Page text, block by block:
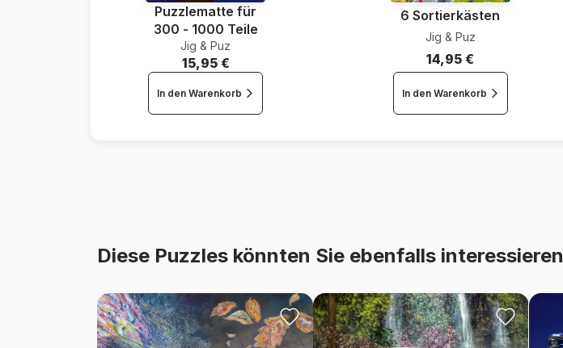
Puzzlematte für
300 - 1000 Teile
Jig & Puz
15,95 €
In den Warenkorb
6 Sortierkästen
Jig & Puz
14,95 €
In den Warenkorb
Diese Puzzles könnten Sie ebenfalls interessieren